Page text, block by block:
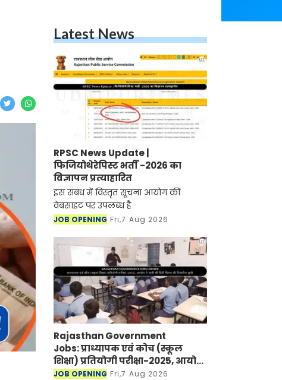
Latest News
RPSC News Update |
फिजियोथेरेपिस्ट भर्ती -2026 का
विज्ञापन प्रत्याहारित
इस संबंध में विस्तृत सूचना आयोग की
वेबसाइट पर उपलब्ध है
JOB OPENING Fri,7 Aug 2026
Rajasthan Government
Jobs: प्राध्यापक एवं कोच (स्कूल
शिक्षा) प्रतियोगी परीक्षा-2025, आयोग
ने जारी की हिंदी विषय की विचारित
JOB OPENING Fri,7 Aug 2026